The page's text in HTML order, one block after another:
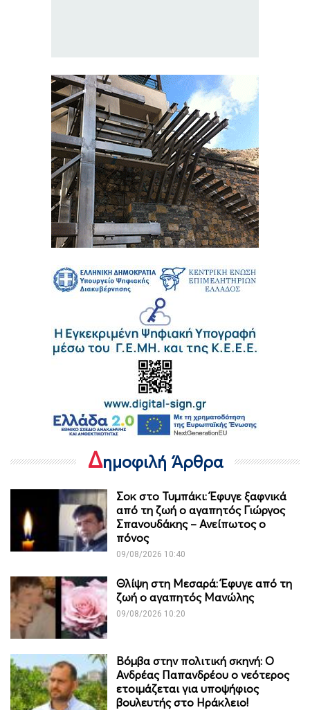
Δημοφιλή Άρθρα
Σοκ στο Τυμπάκι: Έφυγε ξαφνικά
από τη ζωή ο αγαπητός Γιώργος
Σπανουδάκης – Ανείπωτος ο
πόνος
09/08/2026 10:40
Θλίψη στη Μεσαρά: Έφυγε από τη
ζωή ο αγαπητός Μανώλης
09/08/2026 10:20
Βόμβα στην πολιτική σκηνή: Ο
Ανδρέας Παπανδρέου ο νεότερος
ετοιμάζεται για υποψήφιος
βουλευτής στο Ηράκλειο!